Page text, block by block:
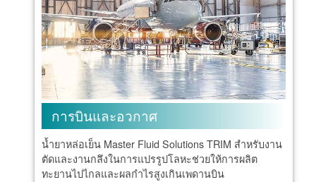
การบินและอวกาศ
น้ำยาหล่อเย็น Master Fluid Solutions TRIM สำหรับงาน
ตัดและงานกลึงในการแปรรูปโลหะช่วยให้การผลิต
ทะยานไปไกลและผลกำไรสูงเกินเพดานบิน